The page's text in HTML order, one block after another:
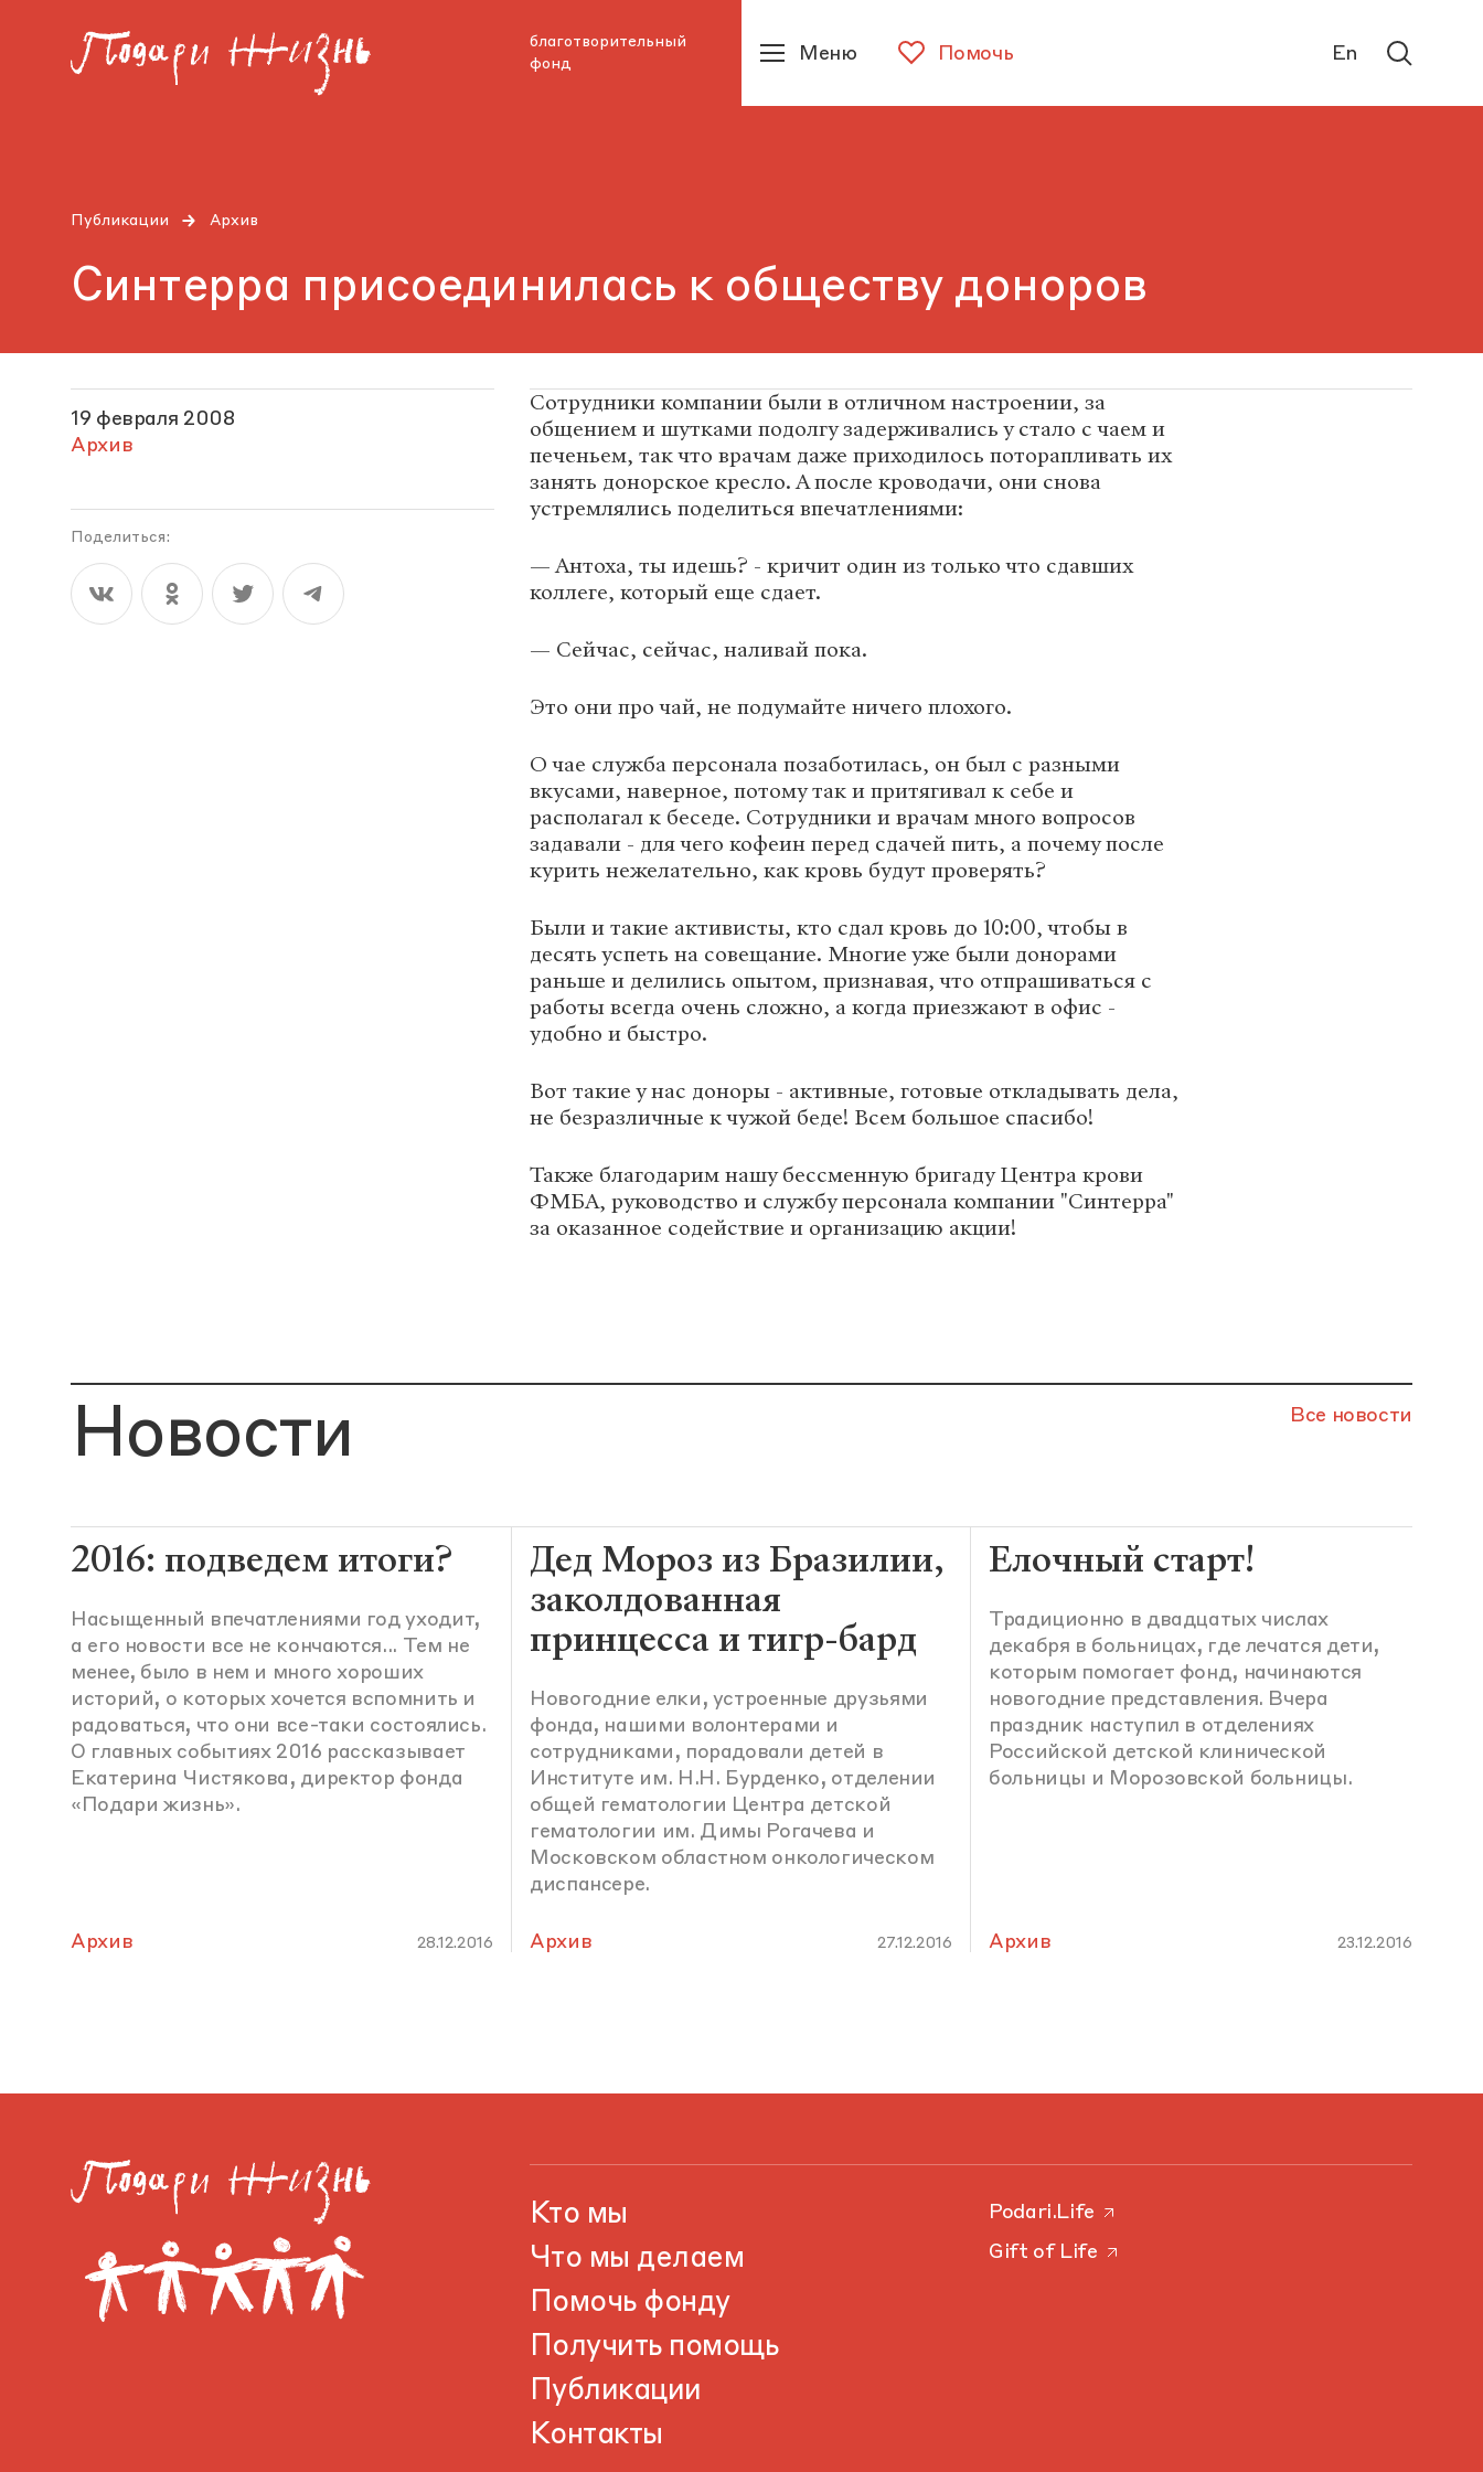
благотворительный
фонд
Помочь
Меню En
Публикации Архив
Синтерра присоединилась к обществу доноров
19 февраля 2008
Архив
Поделиться:
Сотрудники компании были в отличном настроении, за
общением и шутками подолгу задерживались у стало с чаем и
печеньем, так что врачам даже приходилось поторапливать их
занять донорское кресло. А после кроводачи, они снова
устремлялись поделиться впечатлениями:
— Антоха, ты идешь? - кричит один из только что сдавших
коллеге, который еще сдает.
— Сейчас, сейчас, наливай пока.
Это они про чай, не подумайте ничего плохого.
О чае служба персонала позаботилась, он был с разными
вкусами, наверное, потому так и притягивал к себе и
располагал к беседе. Сотрудники и врачам много вопросов
задавали - для чего кофеин перед сдачей пить, а почему после
курить нежелательно, как кровь будут проверять?
Были и такие активисты, кто сдал кровь до 10:00, чтобы в
десять успеть на совещание. Многие уже были донорами
раньше и делились опытом, признавая, что отпрашиваться с
работы всегда очень сложно, а когда приезжают в офис -
удобно и быстро.
Вот такие у нас доноры - активные, готовые откладывать дела,
не безразличные к чужой беде! Всем большое спасибо!
Также благодарим нашу бессменную бригаду Центра крови
ФМБА, руководство и службу персонала компании "Синтерра"
за оказанное содействие и организацию акции!
Новости Все новости
2016: подведем итоги?
Насыщенный впечатлениями год уходит,
а его новости все не кончаются... Тем не
менее, было в нем и много хороших
историй, о которых хочется вспомнить и
радоваться, что они все-таки состоялись.
О главных событиях 2016 рассказывает
Екатерина Чистякова, директор фонда
«Подари жизнь».
Архив 28.12.2016
Дед Мороз из Бразилии,
заколдованная
принцесса и тигр-бард
Новогодние елки, устроенные друзьями
фонда, нашими волонтерами и
сотрудниками, порадовали детей в
Институте им. Н.Н. Бурденко, отделении
общей гематологии Центра детской
гематологии им. Димы Рогачева и
Московском областном онкологическом
диспансере.
Архив 27.12.2016
Елочный старт!
Традиционно в двадцатых числах
декабря в больницах, где лечатся дети,
которым помогает фонд, начинаются
новогодние представления. Вчера
праздник наступил в отделениях
Российской детской клинической
больницы и Морозовской больницы.
Архив 23.12.2016
Кто мы
Что мы делаем
Помочь фонду
Получить помощь
Публикации
Контакты
Podari.Life
Gift of Life